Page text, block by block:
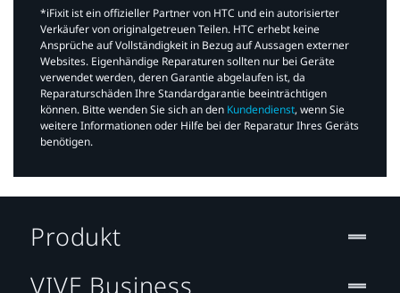
*iFixit ist ein offizieller Partner von HTC und ein autorisierter
Verkäufer von originalgetreuen Teilen. HTC erhebt keine
Ansprüche auf Vollständigkeit in Bezug auf Aussagen externer
Websites. Eigenhändige Reparaturen sollten nur bei Geräte
verwendet werden, deren Garantie abgelaufen ist, da
Reparaturschäden Ihre Standardgarantie beeinträchtigen
können. Bitte wenden Sie sich an den Kundendienst, wenn Sie
weitere Informationen oder Hilfe bei der Reparatur Ihres Geräts
benötigen.​
Produkt
VIVE Business